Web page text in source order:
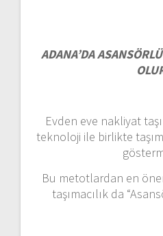
ADANA’DA
Evden eve nakliyat
teknoloji ile birlikte
Bu metotlardan en
taşımacılık da